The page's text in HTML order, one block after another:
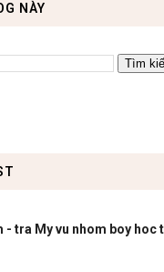
NÀY
- tra My vu nhom boy hoc